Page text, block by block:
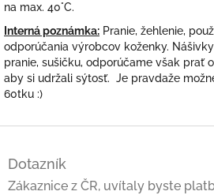
na max. 40°C.
Interná poznámka: Pranie, žehlenie,
odporúčania výrobcov koženky.
pranie, sušičku, odporúčame však prať
aby si udržali sýtosť. Je pravdaže
60tku :)
Dotazník
Zákaznice z ČR, uvítaly byste